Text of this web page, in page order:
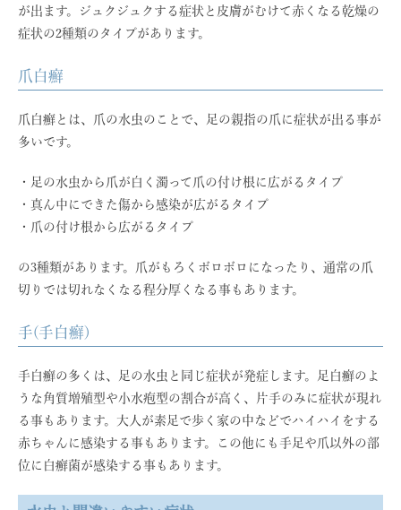
が出ます。ジュクジュクする症状と皮膚がむけて赤くなる乾燥の
症状の2種類のタイプがあります。
爪白癬
爪白癬とは、爪の水虫のことで、足の親指の爪に症状が出る事が
多いです。
・足の水虫から爪が白く濁って爪の付け根に広がるタイプ
・真ん中にできた傷から感染が広がるタイプ
・爪の付け根から広がるタイプ
の3種類があります。爪がもろくボロボロになったり、通常の爪
切りでは切れなくなる程分厚くなる事もあります。
手(手白癬)
手白癬の多くは、足の水虫と同じ症状が発症します。足白癬のよ
うな角質増殖型や小水疱型の割合が高く、片手のみに症状が現れ
る事もあります。大人が素足で歩く家の中などでハイハイをする
赤ちゃんに感染する事もあります。この他にも手足や爪以外の部
位に白癬菌が感染する事もあります。